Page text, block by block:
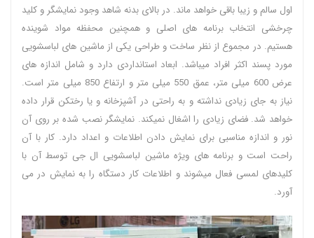
اول سالم و زیبا باقی خواهد ماند. در بالای بدنه شاهد وجود نمایشگر و کلید
چرخشی انتخاب برنامه های اصلی و همچنین محفظه مواد شوینده
هستیم. در مجموع از نظر ساخت و طراحی یکی از ماشین های لباسشویی
مورد پسند اکثر افراد میباشد. ابعاد استانداردی دارد و شامل اندازه های
عرض 600 میلی متر، عمق 550 میلی متر و ارتفاع 850 میلی متر است.
نیاز به جای زیادی نداشته و به راحتی در آشپزخانه و یا رختکن قرار داده
خواهد شد. فضای زیادی را اشغال نمیکند. نمایشگر نصب شده بر روی آن
نور و اندازه مناسبی برای نمایش دادن اطلاعات و اعداد دارد. کار با آن
راحت است و برنامه های ویژه ماشین لباسشویی ال جی توسط آن با
کلیدهای لمسی فعال میشوند و اطلاعات کار دستگاه را به نمایش در می
آورد.